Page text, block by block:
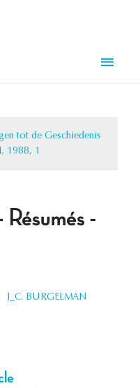
tot de Geschiedenis
1988, 1
-
J_C. BURGELMAN